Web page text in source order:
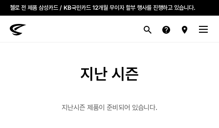
모든 첼로자전거 대리점은 고유가 피해지원금을 사용할 수 있습니다.
첼로 전 제품 삼성카드 / KB국민카드 12개월 무이자 할부 행사를 진행하고 있습니다.
지난 시즌
지난시즌 제품이 준비되어 있습니다.